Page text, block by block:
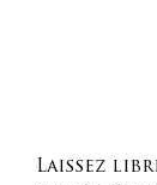
Laissez